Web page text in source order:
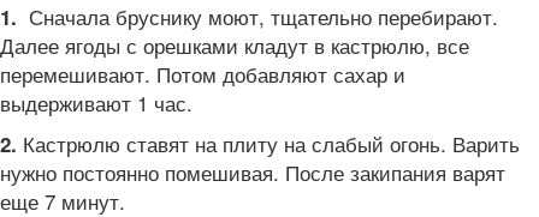
1. Сначала бруснику моют, тщательно перебирают.
Далее ягоды с орешками кладут в кастрюлю, все
перемешивают. Потом добавляют сахар и
выдерживают 1 час.
2. Кастрюлю ставят на плиту на слабый огонь. Варить
нужно постоянно помешивая. После закипания варят
еще 7 минут.